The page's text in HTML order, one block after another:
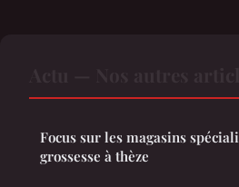
Focus sur les magasins
grossesse à thèze